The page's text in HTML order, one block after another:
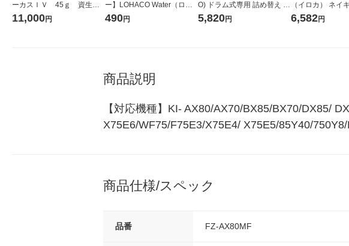
ーカスＩＶ 45ｇ 資生
堂 おまけ付き
11,000円
ー】LOHACO Water（ロハ
コウォーター）2L ラベルレ
490円
O) ドラム式専用 詰め替え メ
ガジャンボ 2300g 1セット
5,820円
（イロカ） ネイ
ーの香り 柔軟剤
6,582円
商品説明
【対応機種】KI- AX80/AX70/BX85/BX70/DX85/
X75E6/WF75/F75E3/X75E4/ X75E5/85Y40/
商品仕様/スペック
品番 FZ-AX80MF